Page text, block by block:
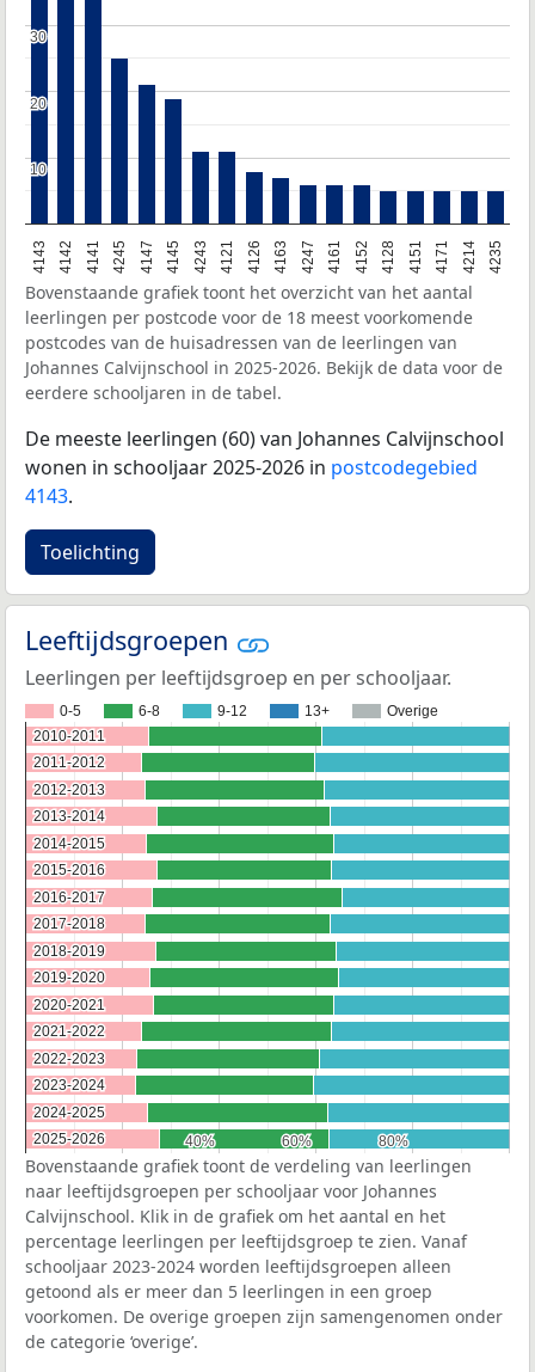
4143 4142 4141 4245 4147 4145 4243 4121 4126 4163 4247 4161 4152 4128 4151 4171 4214 4235
10
10
20
20
30
30
Bovenstaande grafiek toont het overzicht van het aantal
leerlingen per postcode voor de 18 meest voorkomende
postcodes van de huisadressen van de leerlingen van
Johannes Calvijnschool in 2025-2026. Bekijk de data voor de
eerdere schooljaren in de tabel.
De meeste leerlingen (60) van Johannes Calvijnschool
wonen in schooljaar 2025-2026 in postcodegebied
4143.
Toelichting
Leeftijdsgroepen
Leerlingen per leeftijdsgroep en per schooljaar.
0-5 6-8 9-12 13+ Overige
40%
40% 60%
60% 80%
80%
2010-2011
2010-2011
2011-2012
2011-2012
2012-2013
2012-2013
2013-2014
2013-2014
2014-2015
2014-2015
2015-2016
2015-2016
2016-2017
2016-2017
2017-2018
2017-2018
2018-2019
2018-2019
2019-2020
2019-2020
2020-2021
2020-2021
2021-2022
2021-2022
2022-2023
2022-2023
2023-2024
2023-2024
2024-2025
2024-2025
2025-2026
2025-2026
Bovenstaande grafiek toont de verdeling van leerlingen
naar leeftijdsgroepen per schooljaar voor Johannes
Calvijnschool. Klik in de grafiek om het aantal en het
percentage leerlingen per leeftijdsgroep te zien. Vanaf
schooljaar 2023-2024 worden leeftijdsgroepen alleen
getoond als er meer dan 5 leerlingen in een groep
voorkomen. De overige groepen zijn samengenomen onder
de categorie ‘overige’.